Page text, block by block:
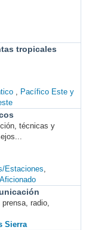
tropicales
Pacífico Este y
técnicas y
Estaciones
radio,
Sierra